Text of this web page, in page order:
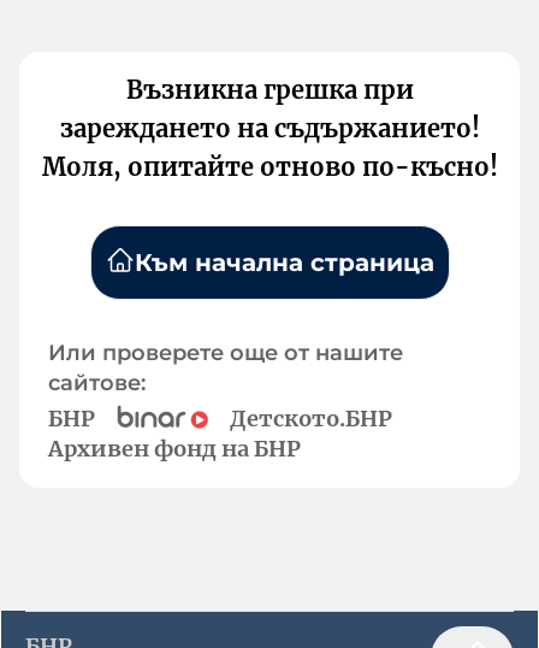
Възникна грешка при
зареждането на съдържанието!
Моля, опитайте отново по-късно!
Към начална страница
Или проверете още от нашите
сайтове:
БНР
Детското.БНР
Архивен фонд на БНР